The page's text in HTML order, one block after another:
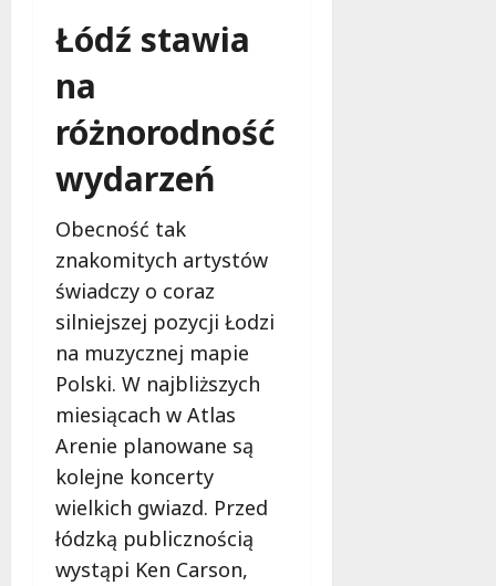
Łódź stawia
na
różnorodność
wydarzeń
Obecność tak
znakomitych artystów
świadczy o coraz
silniejszej pozycji Łodzi
na muzycznej mapie
Polski. W najbliższych
miesiącach w Atlas
Arenie planowane są
kolejne koncerty
wielkich gwiazd. Przed
łódzką publicznością
wystąpi Ken Carson,